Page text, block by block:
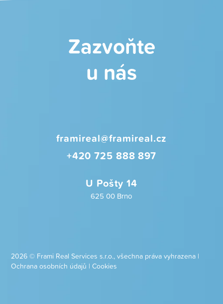
Zazvoňte
u nás
framireal@framireal.cz
+420 725 888 897
U Pošty 14
625 00 Brno
2026 © Frami Real Services s.r.o., všechna práva vyhrazena |
Ochrana osobních údajů |Cookies